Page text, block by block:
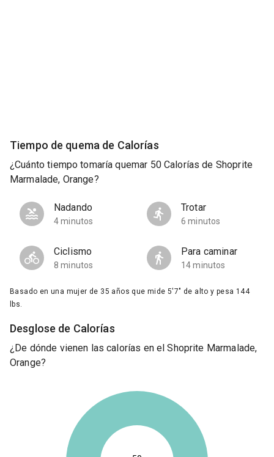
Tiempo de quema de Calorías
¿Cuánto tiempo tomaría quemar 50 Calorías de Shoprite
Marmalade, Orange?
Nadando
4 minutos
Trotar
6 minutos
Ciclismo
8 minutos
Para caminar
14 minutos
Basado en una mujer de 35 años que mide 5'7" de alto y pesa 144
lbs.
Desglose de Calorías
¿De dónde vienen las calorías en el Shoprite Marmalade,
Orange?